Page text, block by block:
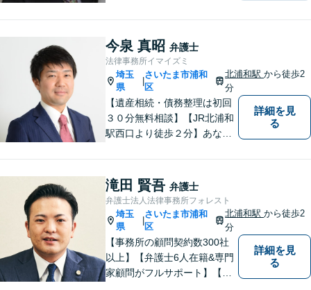
ティング会社での経験から、
会社経営、経理・税務などに
も詳しく、きめ細かく対応致
します。刑事事件にも力を入
れています。
今泉 真昭 弁護士
法律事務所イマイズミ
埼玉
県
|
さいたま市浦和
区
北浦和駅から徒歩2
分
【遺産相続・債務整理は初回
３０分無料相談】【JR北浦和
駅西口より徒歩２分】あなた
ミがお預かりします。あなた
の代わりに悩み、考え、解決
策をご提案します。
詳細を見
る
滝田 賢吾 弁護士
弁護士法人法律事務所フォレスト
埼玉
県
|
さいたま市浦和
区
北浦和駅から徒歩2
分
【事務所の顧問契約数300社
以上】【弁護士6人在籍&専門
家顧問がフルサポート】【北
詳細を見
る